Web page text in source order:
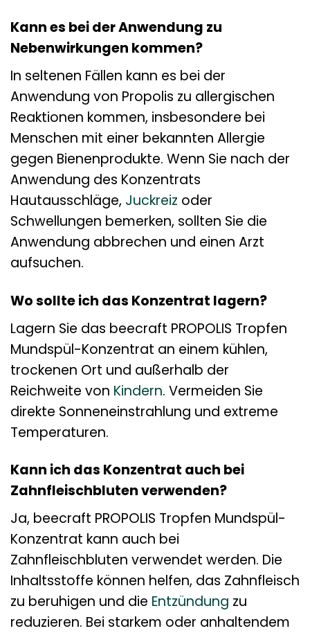
Kann es bei der Anwendung zu
Nebenwirkungen kommen?
In seltenen Fällen kann es bei der
Anwendung von Propolis zu allergischen
Reaktionen kommen, insbesondere bei
Menschen mit einer bekannten Allergie
gegen Bienenprodukte. Wenn Sie nach der
Anwendung des Konzentrats
Hautausschläge, Juckreiz oder
Schwellungen bemerken, sollten Sie die
Anwendung abbrechen und einen Arzt
aufsuchen.
Wo sollte ich das Konzentrat lagern?
Lagern Sie das beecraft PROPOLIS Tropfen
Mundspül-Konzentrat an einem kühlen,
trockenen Ort und außerhalb der
Reichweite von Kindern. Vermeiden Sie
direkte Sonneneinstrahlung und extreme
Temperaturen.
Kann ich das Konzentrat auch bei
Zahnfleischbluten verwenden?
Ja, beecraft PROPOLIS Tropfen Mundspül-
Konzentrat kann auch bei
Zahnfleischbluten verwendet werden. Die
Inhaltsstoffe können helfen, das Zahnfleisch
zu beruhigen und die Entzündung zu
reduzieren. Bei starkem oder anhaltendem